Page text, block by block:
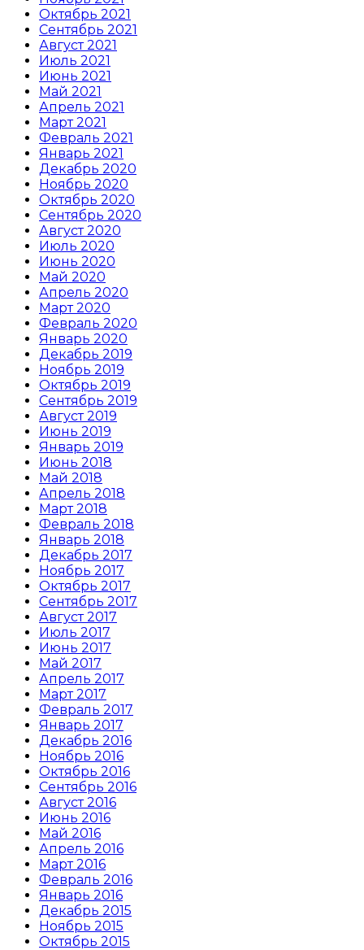
Октябрь 2021
Сентябрь 2021
Август 2021
Июль 2021
Июнь 2021
Май 2021
Апрель 2021
Март 2021
Февраль 2021
Январь 2021
Декабрь 2020
Ноябрь 2020
Октябрь 2020
Сентябрь 2020
Август 2020
Июль 2020
Июнь 2020
Май 2020
Апрель 2020
Март 2020
Февраль 2020
Январь 2020
Декабрь 2019
Ноябрь 2019
Октябрь 2019
Сентябрь 2019
Август 2019
Июнь 2019
Январь 2019
Июнь 2018
Май 2018
Апрель 2018
Март 2018
Февраль 2018
Январь 2018
Декабрь 2017
Ноябрь 2017
Октябрь 2017
Сентябрь 2017
Август 2017
Июль 2017
Июнь 2017
Май 2017
Апрель 2017
Март 2017
Февраль 2017
Январь 2017
Декабрь 2016
Ноябрь 2016
Октябрь 2016
Сентябрь 2016
Август 2016
Июнь 2016
Май 2016
Апрель 2016
Март 2016
Февраль 2016
Январь 2016
Декабрь 2015
Ноябрь 2015
Октябрь 2015